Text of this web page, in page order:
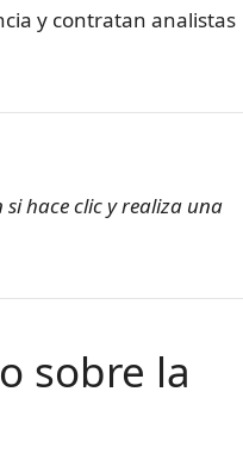
y contratan analistas
hace clic y realiza una
sobre la